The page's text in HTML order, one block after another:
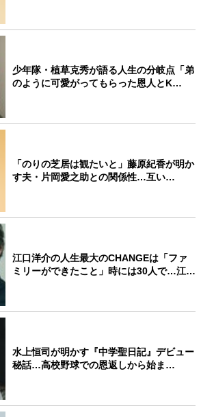
少年隊・植草克秀が語る人生の分岐点「弟
のように可愛がってもらった恩人とK…
「のりの芝居は観たいと」藤原紀香が明か
す夫・片岡愛之助との関係性…互い…
江口洋介の人生最大のCHANGEは「ファ
ミリーができたこと」時には30人で…江…
水上恒司が明かす『中学聖日記』デビュー
秘話…高校野球での恩返しから始ま…